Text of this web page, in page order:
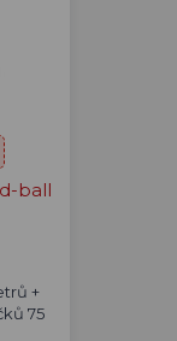
ball
+
75